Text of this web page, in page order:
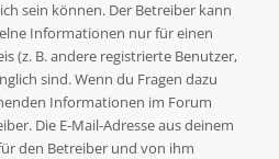
sein können. Der Betreiber kann
Informationen nur für einen
(z. B. andere registrierte Benutzer,
sind. Wenn du Fragen dazu
Informationen im Forum
Die E-Mail-Adresse aus deinem
den Betreiber und von ihm